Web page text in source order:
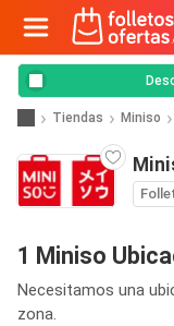
Tiendas Miniso
1 Miniso
Necesitamos una
zona.